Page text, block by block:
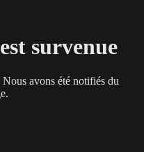
hybrides est un défi
survenue
Nous avons été notifiés du